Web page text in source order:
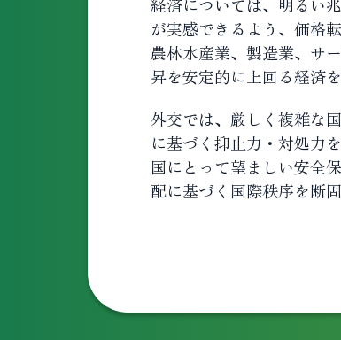
が実感できるよう、価格
農林水産業、製造業、サ
昇を安定的に上回る経済
外交では、厳しく複雑な
に基づく抑止力・対処力
国にとって望ましい安全
配に基づく国際秩序を断